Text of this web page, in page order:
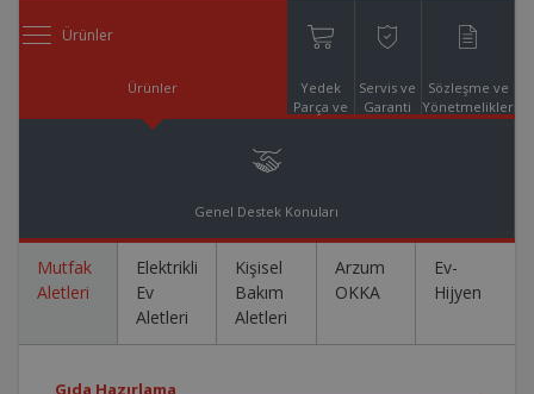
Ürünler
Ürünler
Yedek
Parça ve
Servis ve
Garanti
Sözleşme ve
Yönetmelikler
Genel Destek Konuları
Mutfak
Aletleri
Elektrikli
Ev
Aletleri
Kişisel
Bakım
Aletleri
Arzum
OKKA
Ev-
Hijyen
Gıda Hazırlama